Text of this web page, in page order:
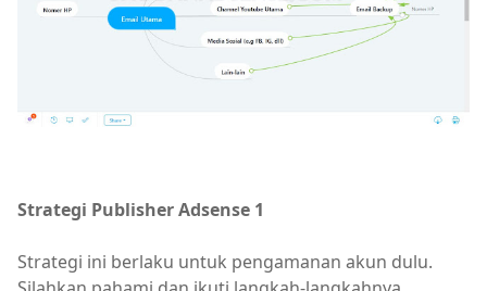
Strategi Publisher Adsense 1
Strategi ini berlaku untuk pengamanan akun dulu.